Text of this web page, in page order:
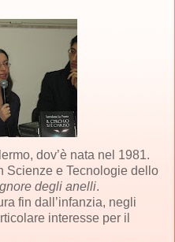
dov’è nata nel 1981.
Scienze e Tecnologie dello
degli anelli.
fin dall’infanzia, negli
interesse per il